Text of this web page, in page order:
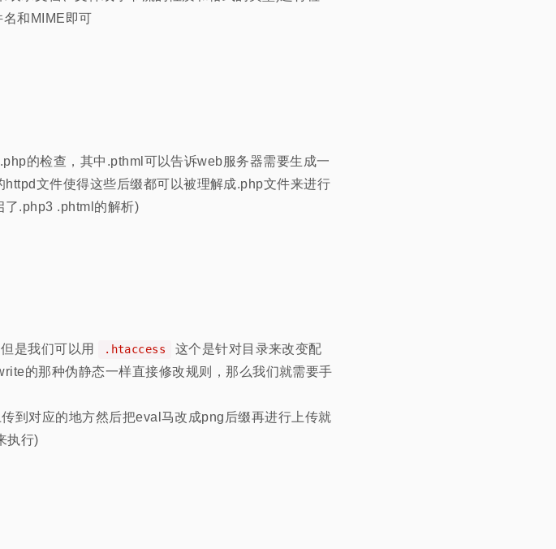
和MIME即可
的检查，其中.pthml可以告诉web服务器需要生成一
文件使得这些后缀都可以被理解成.php文件来进行
了.php3 .phtml的解析)
是我们可以用 .htaccess
这个是针对目录来改变配
的那种伪静态一样直接修改规则，那么我们就需要手
到对应的地方然后把eval马改成png后缀再进行上传就
执行)